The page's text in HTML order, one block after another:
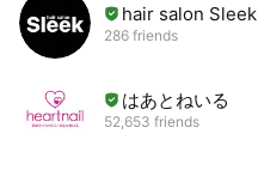
hair salon Sleek
286 friends
はあとねいる
52,653 friends